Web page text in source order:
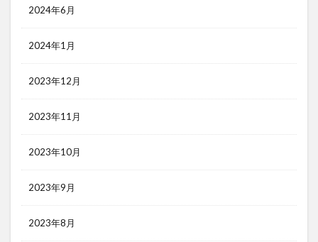
2024年6月
2024年1月
2023年12月
2023年11月
2023年10月
2023年9月
2023年8月